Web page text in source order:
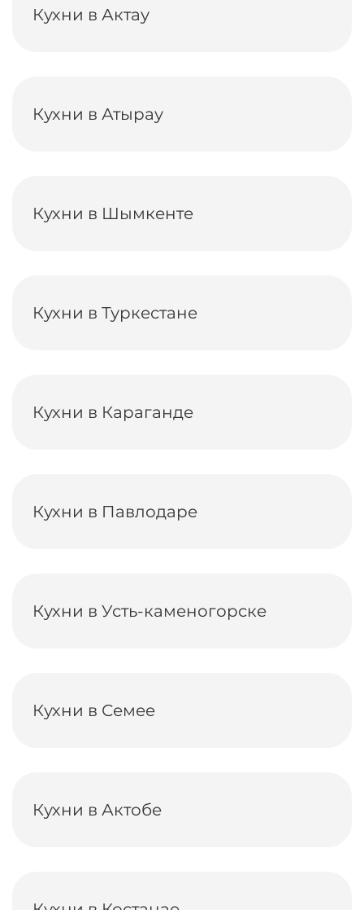
Кухни в Актау
Кухни в Атырау
Кухни в Шымкенте
Кухни в Туркестане
Кухни в Караганде
Кухни в Павлодаре
Кухни в Усть-каменогорске
Кухни в Семее
Кухни в Актобе